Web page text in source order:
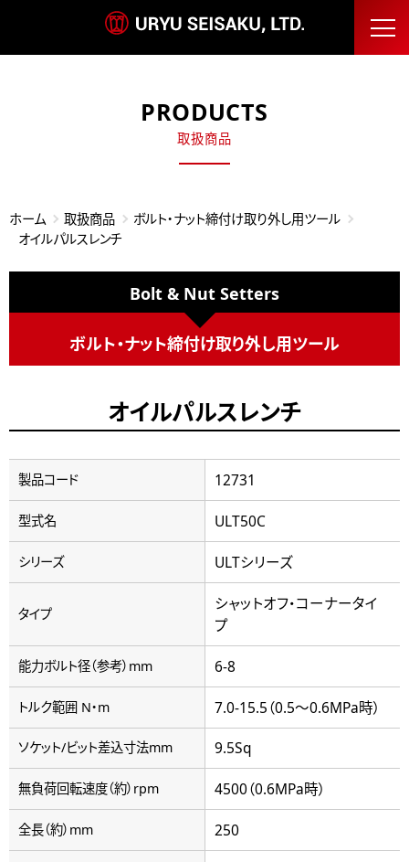
PRODUCTS
取扱商品
ホーム 取扱商品
ボルト・ナット締付け取り外し用ツール
オイルパルスレンチ
Bolt & Nut Setters
ボルト・ナット締付け取り外し用ツール
オイルパルスレンチ
製品コード 12731
型式名 ULT50C
シリーズ ULTシリーズ
タイプ
シャットオフ・コーナータイ
プ
能力ボルト径（参考）mm 6-8
トルク範囲 N・m 7.0-15.5（0.5～0.6MPa時）
ソケット/ビット差込寸法mm 9.5Sq
無負荷回転速度（約）rpm 4500（0.6MPa時）
全長（約）mm 250